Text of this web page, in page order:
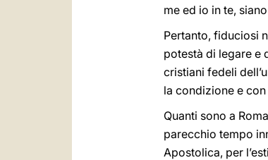
me ed io in te,
Pertanto, fiduciosi
potestà di legare e
cristiani fedeli
la condizione e
Quanti sono a
parecchio tempo
Apostolica, per